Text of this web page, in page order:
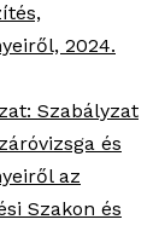
2024.
Szabályzat
és
az
Szakon és